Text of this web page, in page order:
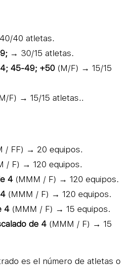
40 atletas.
→ 30/15 atletas.
45-49; +50 (M/F) → 15/15
F) → 15/15 atletas..
/ FF) → 20 equipos.
/ F) → 120 equipos.
4 (MMM / F) → 120 equipos.
(MMM / F) → 120 equipos.
4 (MMM / F) → 15 equipos.
de 4 (MMM / F) → 15
es el número de atletas o